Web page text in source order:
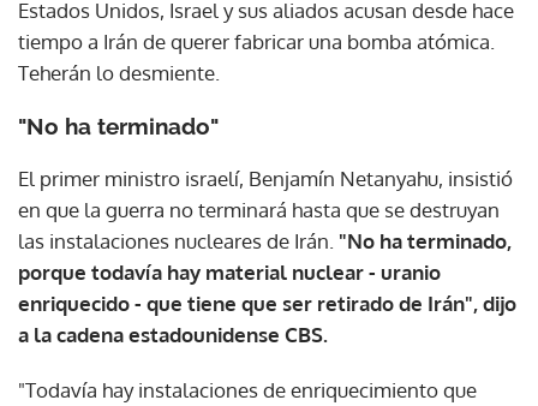
Estados Unidos, Israel y sus aliados acusan desde hace
tiempo a Irán de querer fabricar una bomba atómica.
Teherán lo desmiente.
"No ha terminado"
El primer ministro israelí, Benjamín Netanyahu, insistió
en que la guerra no terminará hasta que se destruyan
las instalaciones nucleares de Irán. "No ha terminado,
porque todavía hay material nuclear - uranio
enriquecido - que tiene que ser retirado de Irán", dijo
a la cadena estadounidense CBS.
"Todavía hay instalaciones de enriquecimiento que